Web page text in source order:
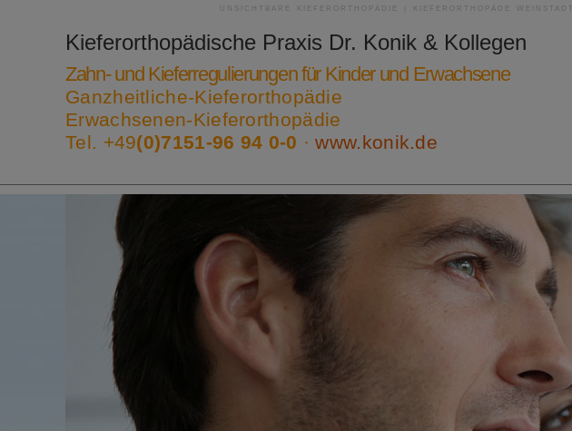
UNSICHTBARE KIEFERORTHOPÄDIE | KIEFERORTHOPÄDE
Kieferorthopädische Praxis Dr. Konik & Kollegen
Zahn- und Kieferregulierungen für Kinder und Erwachsene
Ganzheitliche-Kieferorthopädie
Erwachsenen-Kieferorthopädie
Tel. +49(0)7151-96 94 0-0 ·www.konik.de